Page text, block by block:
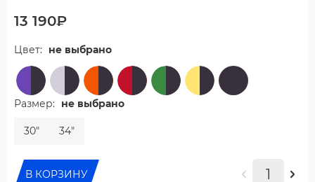
13 190₽
Цвет: не выбрано
Размер: не выбрано
30" 34"
В КОРЗИНУ